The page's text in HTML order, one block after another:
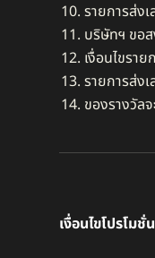
รายการส่ง
บริษัทฯ ขอ
เงื่อนไขรา
รายการส่ง
ของรางวัล
เงื่อนไขโปรโมชั่น